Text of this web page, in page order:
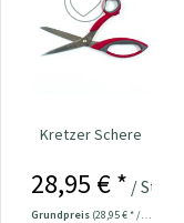
Kretzer Schere
28,95 € * / Stück
Grundpreis (28,95 € * / 1 Stück)